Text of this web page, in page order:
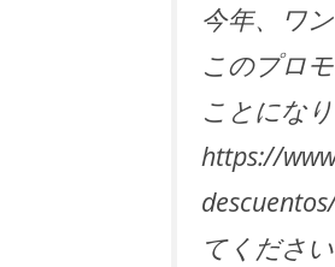
今年、ワ
このプロ
ことにな
https://
てください